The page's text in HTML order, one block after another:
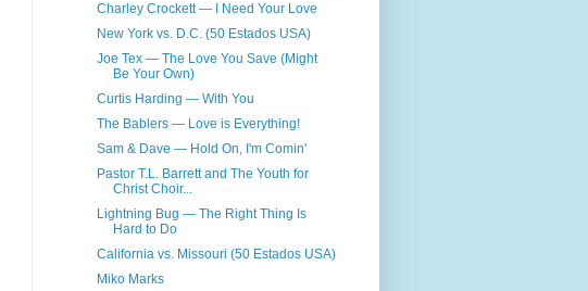
Charley Crockett — I Need Your Love
New York vs. D.C. (50 Estados USA)
Joe Tex — The Love You Save (Might
Be Your Own)
Curtis Harding — With You
The Bablers — Love is Everything!
Sam & Dave — Hold On, I'm Comin'
Pastor T.L. Barrett and The Youth for
Christ Choir...
Lightning Bug — The Right Thing Is
Hard to Do
California vs. Missouri (50 Estados USA)
Miko Marks